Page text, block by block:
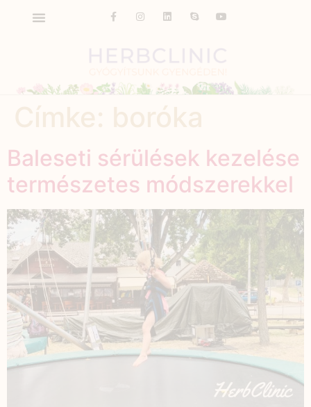
Baleseti sérülések kezelése
természetes módszerekkel